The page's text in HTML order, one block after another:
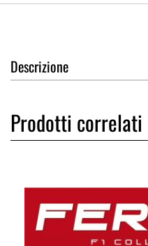
Descrizione
Prodotti correlati